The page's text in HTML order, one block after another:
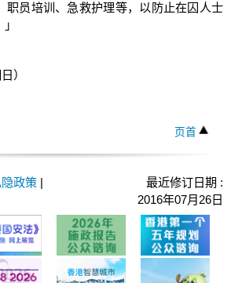
职员培训、急救护理等，以防止在囚人士
）
页首
政策 |
最近修订日期 :
2016年07月26日